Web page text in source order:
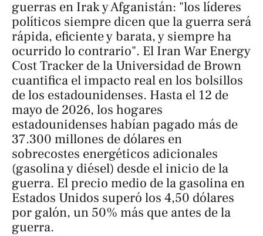
guerras en Irak y Afganistán: "los líderes
políticos siempre dicen que la guerra será
rápida, eficiente y barata, y siempre ha
ocurrido lo contrario". El Iran War Energy
Cost Tracker de la Universidad de Brown
cuantifica el impacto real en los bolsillos
de los estadounidenses. Hasta el 12 de
mayo de 2026, los hogares
estadounidenses habían pagado más de
37.300 millones de dólares en
sobrecostes energéticos adicionales
(gasolina y diésel) desde el inicio de la
guerra. El precio medio de la gasolina en
Estados Unidos superó los 4,50 dólares
por galón, un 50% más que antes de la
guerra.